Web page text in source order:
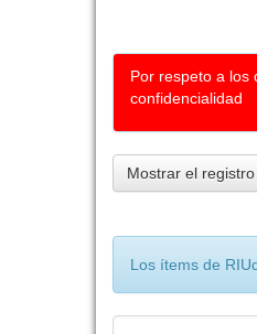
Por respeto a los
confidencialidad
Mostrar el
Los ítems de